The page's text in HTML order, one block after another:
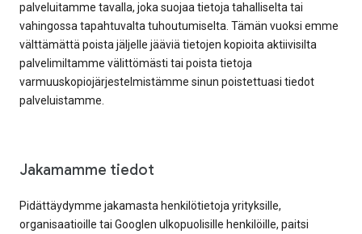
palveluitamme tavalla, joka suojaa tietoja tahalliselta tai
vahingossa tapahtuvalta tuhoutumiselta. Tämän vuoksi emme
välttämättä poista jäljelle jääviä tietojen kopioita aktiivisilta
palvelimiltamme välittömästi tai poista tietoja
varmuuskopiojärjestelmistämme sinun poistettuasi tiedot
palveluistamme.
Jakamamme tiedot
Pidättäydymme jakamasta henkilötietoja yrityksille,
organisaatioille tai Googlen ulkopuolisille henkilöille, paitsi